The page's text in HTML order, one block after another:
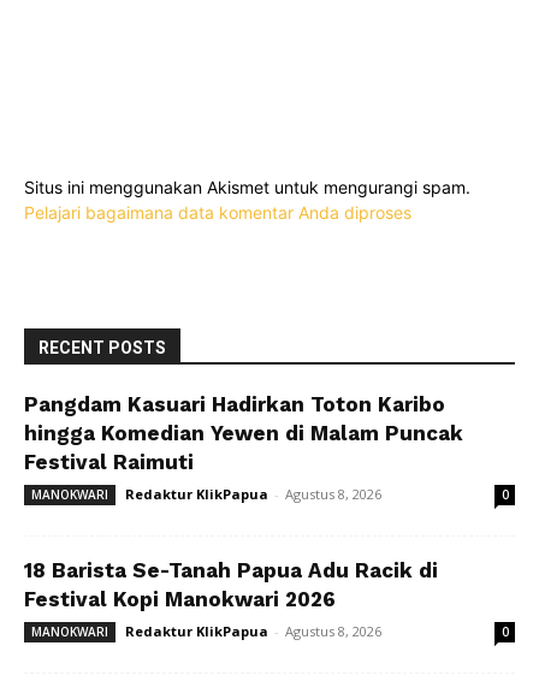
Situs ini menggunakan Akismet untuk mengurangi spam.
Pelajari bagaimana data komentar Anda diproses
RECENT POSTS
Pangdam Kasuari Hadirkan Toton Karibo
hingga Komedian Yewen di Malam Puncak
Festival Raimuti
MANOKWARI Redaktur KlikPapua - Agustus 8, 2026 0
18 Barista Se-Tanah Papua Adu Racik di
Festival Kopi Manokwari 2026
MANOKWARI Redaktur KlikPapua - Agustus 8, 2026 0